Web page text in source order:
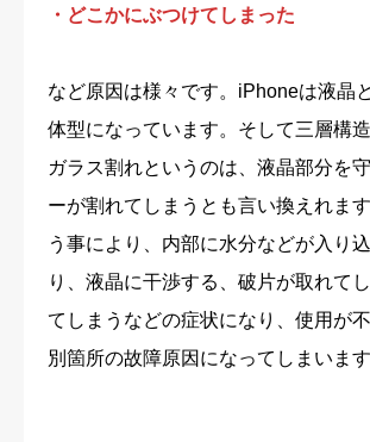
・どこかにぶつけてしまった
など原因は様々です。iPhoneは液晶
体型になっています。そして三層構
ガラス割れというのは、液晶部分を
ーが割れてしまうとも言い換えれま
う事により、内部に水分などが入り
り、液晶に干渉する、破片が取れて
てしまうなどの症状になり、使用が
別箇所の故障原因になってしまいます